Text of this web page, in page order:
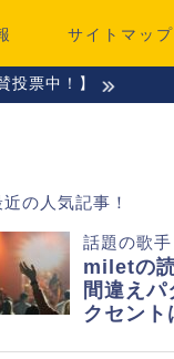
サイトマップ
投票中！】
近の人気記事！